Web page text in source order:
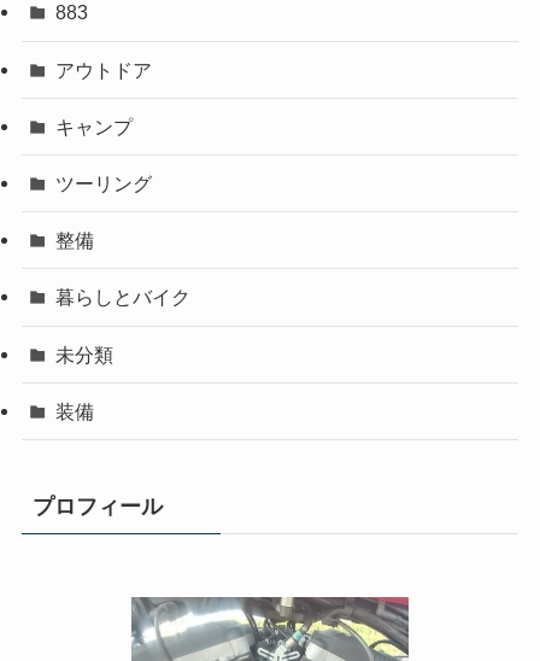
883
アウトドア
キャンプ
ツーリング
整備
暮らしとバイク
未分類
装備
プロフィール